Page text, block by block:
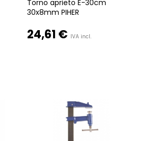
Torno aprieto E-30cm
30x8mm PIHER
24,61 € IVA incl.